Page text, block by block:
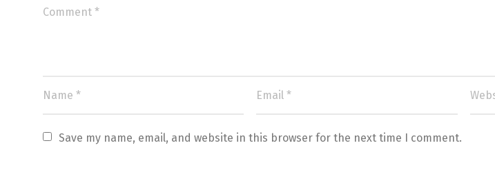
Save my name, email, and website in this browser for the next time I comment.